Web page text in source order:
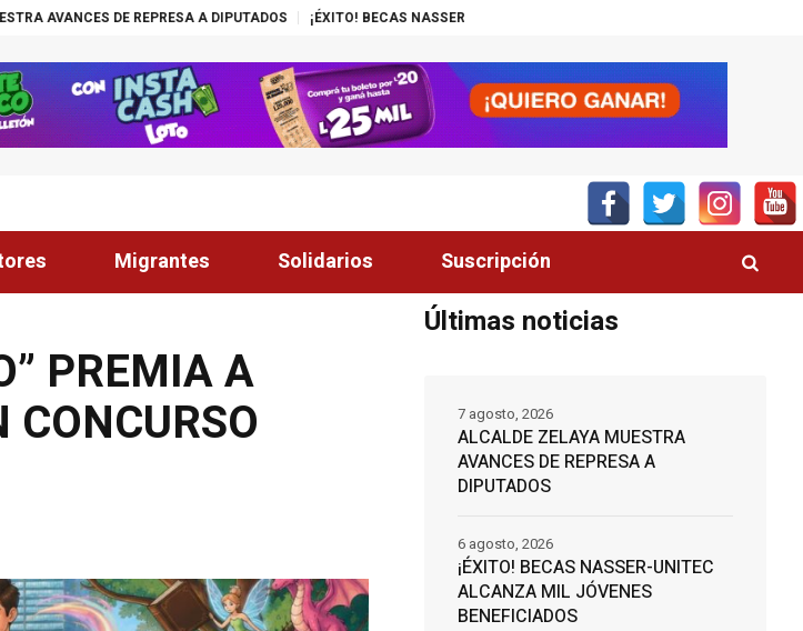
A DIPUTADOS ¡ÉXITO! BECAS NASSER-UNITEC ALCANZA MIL JÓVENES BENEFICIADOS
Migrantes Solidarios Suscripción
PREMIA A
CONCURSO
Últimas noticias
ALCALDE ZELAYA MUESTRA
AVANCES DE REPRESA A
DIPUTADOS
7 agosto, 2026
¡ÉXITO! BECAS NASSER-UNITEC
ALCANZA MIL JÓVENES
BENEFICIADOS
6 agosto, 2026